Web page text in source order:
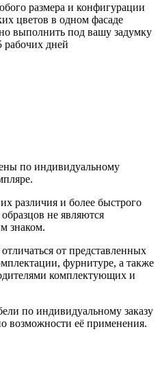
размера и конфигурации
цветов в одном фасаде
выполнить под вашу задумку
рабочих дней
по индивидуальному
различия и более быстрого
не являются
знаком.
от представленных
фурнитуре, а также
комплектующих и
по индивидуальному заказу
возможности её применения.